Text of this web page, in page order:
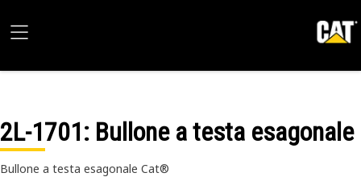
2L-1701: Bullone a testa esagonale
Bullone a testa esagonale Cat®